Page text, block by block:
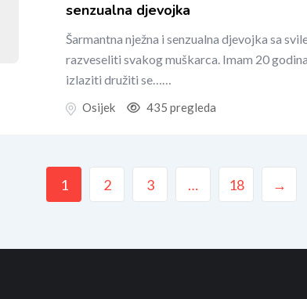
senzualna djevojka
Šarmantna nježna i senzualna djevojka sa
razveseliti svakog muškarca. Imam 20
izlaziti družiti se……
Osijek 435 pregleda
1 2 3 … 18 →